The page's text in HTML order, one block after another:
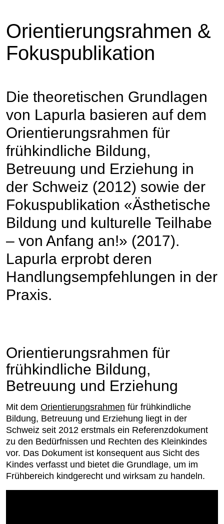
Orientierungsrahmen &
Fokuspublikation
Die theoretischen Grundlagen
von Lapurla basieren auf dem
Orientierungsrahmen für
frühkindliche Bildung,
Betreuung und Erziehung in
der Schweiz (2012) sowie der
Fokuspublikation «Ästhetische
Bildung und kulturelle Teilhabe
– von Anfang an!» (2017).
Lapurla erprobt deren
Handlungsempfehlungen in der
Praxis.
Orientierungsrahmen für
frühkindliche Bildung,
Betreuung und Erziehung
Mit dem Orientierungsrahmen für frühkindliche
Bildung, Betreuung und Erziehung liegt in der
Schweiz seit 2012 erstmals ein Referenzdokument
zu den Bedürfnissen und Rechten des Kleinkindes
vor. Das Dokument ist konsequent aus Sicht des
Kindes verfasst und bietet die Grundlage, um im
Frühbereich kindgerecht und wirksam zu handeln.